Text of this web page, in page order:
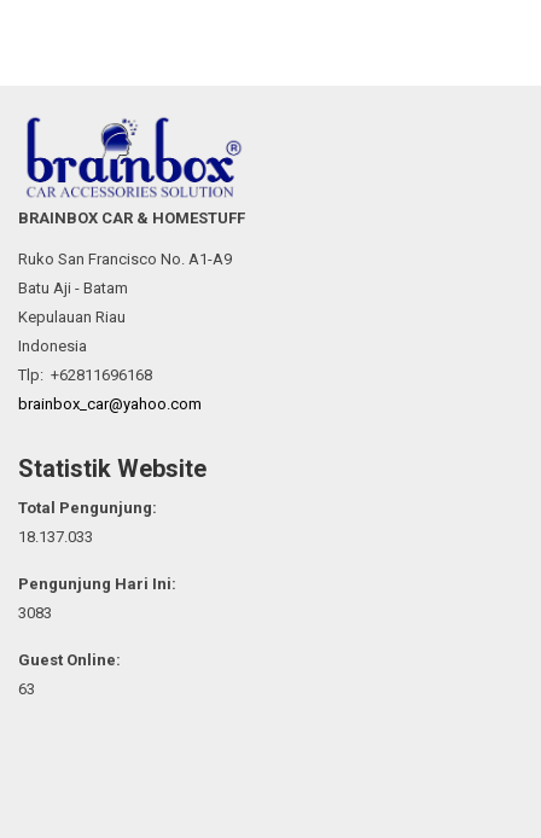
BRAINBOX CAR & HOMESTUFF
Ruko San Francisco No. A1-A9
Batu Aji - Batam
Kepulauan Riau
Indonesia
Tlp: +62811696168
brainbox_car@yahoo.com
Statistik Website
Total Pengunjung:
18.137.033
Pengunjung Hari Ini:
3083
Guest Online:
63